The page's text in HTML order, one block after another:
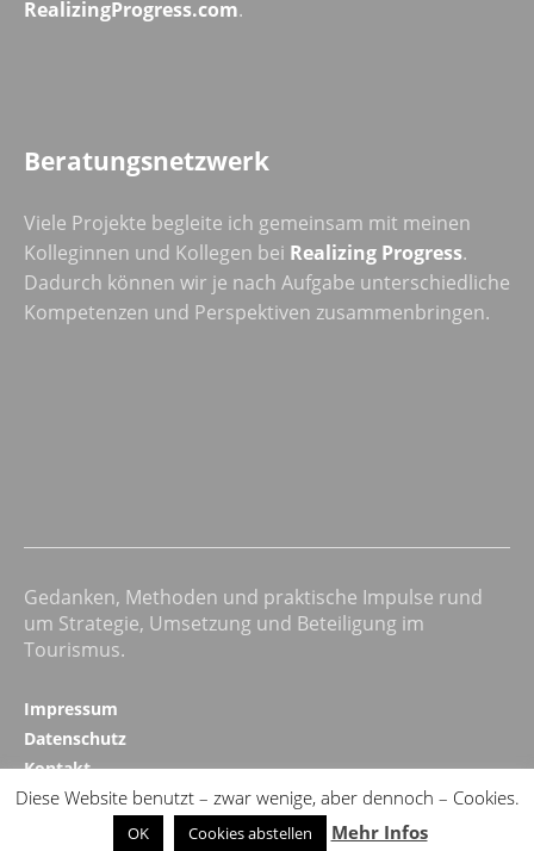
RealizingProgress.com.
Beratungsnetzwerk
Viele Projekte begleite ich gemeinsam mit meinen
Kolleginnen und Kollegen bei Realizing Progress.
Dadurch können wir je nach Aufgabe unterschiedliche
Kompetenzen und Perspektiven zusammenbringen.
Gedanken, Methoden und praktische Impulse rund
um Strategie, Umsetzung und Beteiligung im
Tourismus.
Impressum
Datenschutz
Kontakt
Realizing Progress ↗
Diese Website benutzt – zwar wenige, aber dennoch – Cookies.
OK Cookies abstellen Mehr Infos